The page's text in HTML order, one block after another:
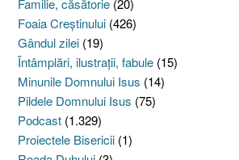
Familie, căsătorie (20)
Foaia Creştinului (426)
Gândul zilei (19)
Întâmplări, ilustraţii, fabule (15)
Minunile Domnului Isus (14)
Pildele Domnului Isus (75)
Podcast (1.329)
Proiectele Bisericii (1)